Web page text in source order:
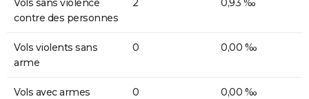
Vols sans violence
contre des personnes
2 0,93 ‰
Vols violents sans
arme
0 0,00 ‰
Vols avec armes 0 0,00 ‰